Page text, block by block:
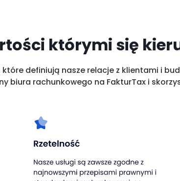
definiują nasze relacje z klientami i
biura rachunkowego na FakturTax i
którymi się